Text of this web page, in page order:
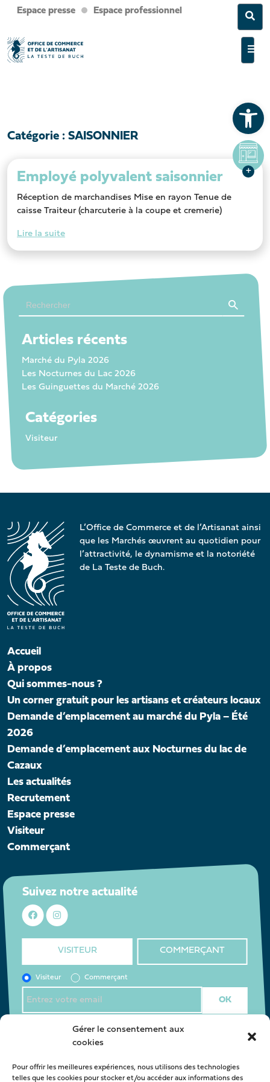
Ouvrir la barre d’outils
Gérer le consentement aux
cookies
Pour offrir les meilleures expériences, nous utilisons des technologies
telles que les cookies pour stocker et/ou accéder aux informations des
Espace presse Espace professionnel
Catégorie : SAISONNIER
Employé polyvalent saisonnier
Réception de marchandises Mise en rayon Tenue de
caisse Traiteur (charcuterie à la coupe et cremerie)
Lire la suite
for:
Articles récents
Marché du Pyla 2026
Les Nocturnes du Lac 2026
Les Guinguettes du Marché 2026
Catégories
Visiteur
L’Office de Commerce et de l’Artisanat ainsi
que les Marchés œuvrent au quotidien pour
l’attractivité, le dynamisme et la notoriété
de La Teste de Buch.
Accueil
À propos
Qui sommes-nous ?
Un corner gratuit pour les artisans et créateurs locaux
Demande d’emplacement au marché du Pyla – Été
2026
Demande d’emplacement aux Nocturnes du lac de
Cazaux
Les actualités
Recrutement
Espace presse
Visiteur
Commerçant
Suivez notre actualité
VISITEUR COMMERÇANT
Visiteur Commerçant
Nous contacter